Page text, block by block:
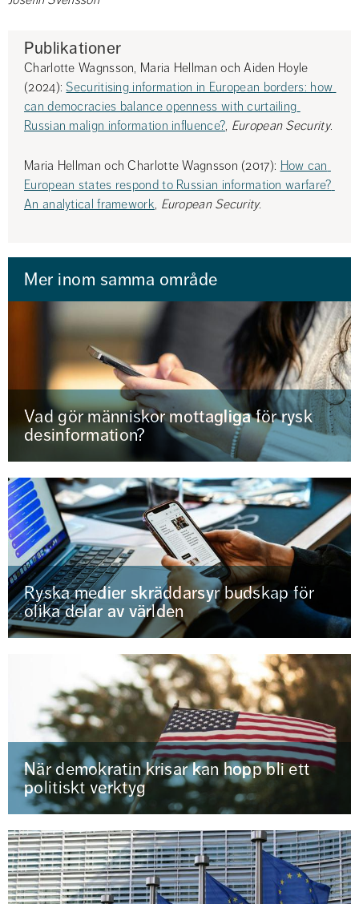
Publikationer
Charlotte Wagnsson, Maria Hellman och Aiden Hoyle
(2024): Securitising information in European borders: how
can democracies balance openness with curtailing
Russian malign information influence?, European Security.
Maria Hellman och Charlotte Wagnsson (2017): How can
European states respond to Russian information warfare?
An analytical framework, European Security.
Mer inom samma område
Vad gör människor mottagliga för rysk
desinformation?
Ryska medier skräddarsyr budskap för
olika delar av världen
När demokratin krisar kan hopp bli ett
politiskt verktyg